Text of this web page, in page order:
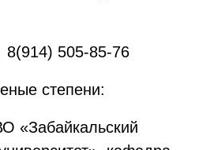
505-85-76
степени:
«Забайкальский